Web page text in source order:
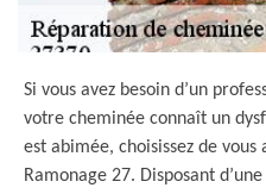
Si vous avez besoin d’un
votre cheminée connaît un
est abimée, choisissez de vous
Ramonage 27. Disposant